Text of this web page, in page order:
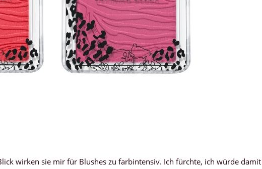
wirken sie mir für Blushes zu farbintensiv. Ich fürchte, ich würde damit